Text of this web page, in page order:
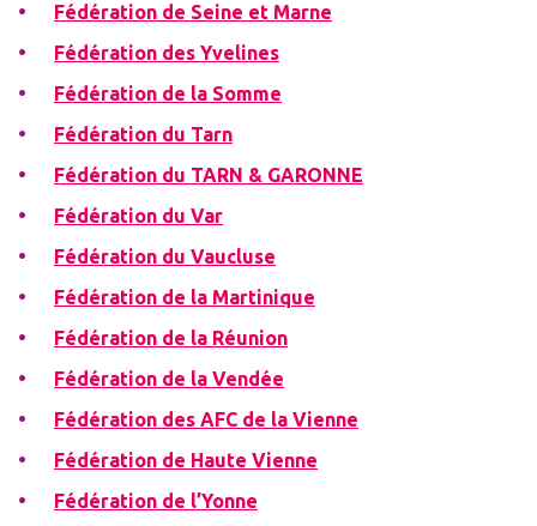
Fédération de Seine et Marne
Fédération des Yvelines
Fédération de la Somme
Fédération du Tarn
Fédération du TARN & GARONNE
Fédération du Var
Fédération du Vaucluse
Fédération de la Martinique
Fédération de la Réunion
Fédération de la Vendée
Fédération des AFC de la Vienne
Fédération de Haute Vienne
Fédération de l’Yonne